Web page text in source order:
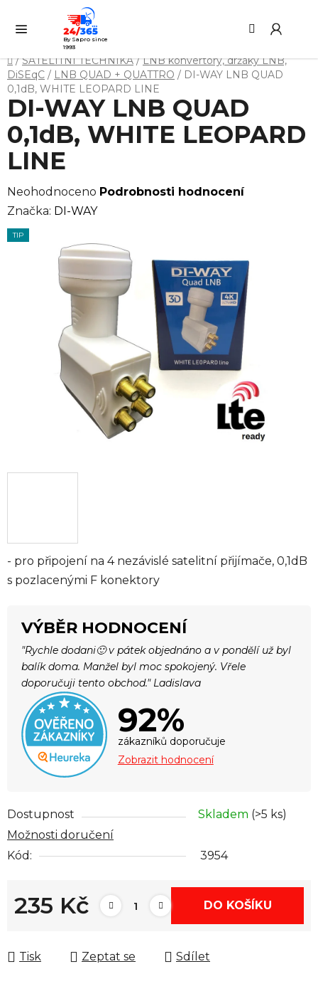
obsah
By Sapro since
1993
Domů
/ SATELITNÍ TECHNIKA / LNB konvertory, držáky LNB,
DiSEqC / LNB QUAD + QUATTRO / DI-WAY LNB QUAD
0,1dB, WHITE LEOPARD LINE
- pro připojení na 4 nezávislé satelitní přijímače, 0,1dB
s pozlacenými F konektory
VÝBĚR HODNOCENÍ
"Rychle dodani🙂 v pátek objednáno a v pondělí už byl
balík doma. Manžel byl moc spokojený. Vřele
doporučuji tento obchod." Ladislava
92%
zákazníků doporučuje
Zobrazit hodnocení
Dostupnost Skladem (>5 ks)
Možnosti doručení
Kód:
3954
235 Kč DO KOŠÍKU
Tisk Zeptat se Sdílet
DI-WAY LNB QUAD
0,1dB, WHITE LEOPARD
LINE
Průměrné
hodnocení
produktu
hvězdiček.
Neohodnoceno Podrobnosti hodnocení
Značka: DI-WAY
TIP